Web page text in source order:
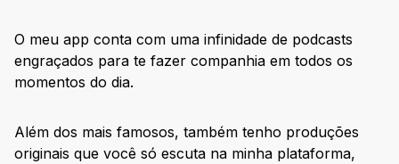
O meu app conta com uma infinidade de podcasts
engraçados para te fazer companhia em todos os
momentos do dia.
Além dos mais famosos, também tenho produções
originais que você só escuta na minha plataforma,